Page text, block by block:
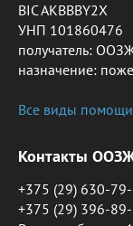
BIC AKBBBY2X
УНП 101860476
получатель:
назначение:
Все виды помощи
Контакты
+375 (29) 630-
+375 (29) 396-